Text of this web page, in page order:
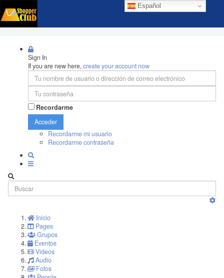
Español
Sign In
If you are new here,create your account now
Recordarme
Acceder
Recordarme mi usuario
Recordarme contraseña
Inicio
Pages
Grupos
Eventos
Videos
Audio
Fotos